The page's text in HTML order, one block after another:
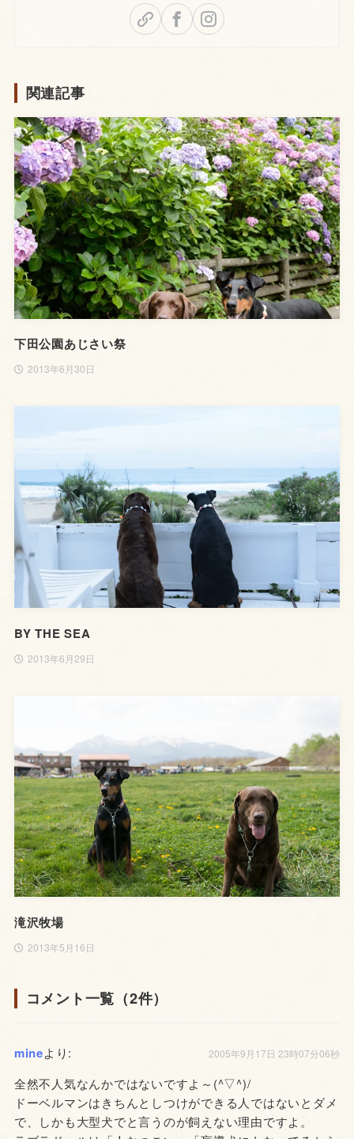
関連記事
下田公園あじさい祭
2013年6月30日
BY THE SEA
2013年6月29日
滝沢牧場
2013年5月16日
コメント一覧（2件）
mineより: 2005年9月17日 23時07分06秒
全然不人気なんかではないですよ～(^▽^)/
ドーベルマンはきちんとしつけができる人ではないとダメ
で、しかも大型犬でと言うのが飼えない理由ですよ。